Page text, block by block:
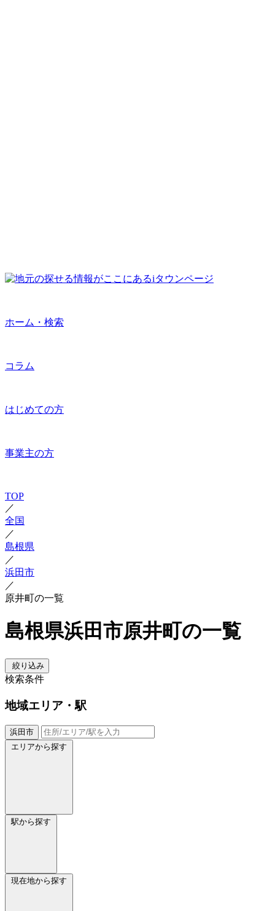
ホーム・検索
コラム
はじめての方
事業主の方
TOP
／
全国
／
島根県
／
浜田市
／
原井町の一覧
島根県浜田市原井町の一覧
絞り込み
検索条件
地域エリア・駅
浜田市
エリアから探す
駅から探す
現在地から探す